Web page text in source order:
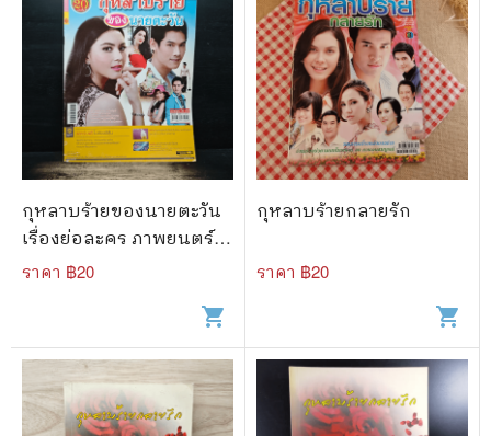
กุหลาบร้ายของนายตะวัน
เรื่องย่อละคร ภาพยนตร์
บันเทิง
ราคา ฿20
shopping_cart
กุหลาบร้ายกลายรัก
ราคา ฿20
shopping_cart
🦄 วรรณกรรม นิยาย เรื่องสั้น
🎓 การศึกษา
😼 หนังสือการ์ตูน
🐲 หนังสือเด็ก
🌎 International Books
🎲 Board Game